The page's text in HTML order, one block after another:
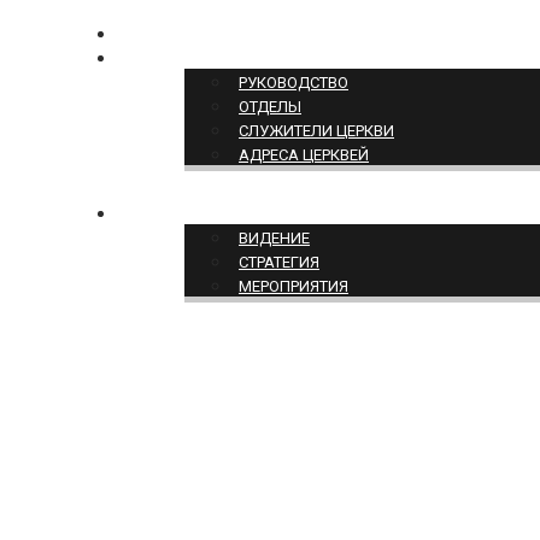
РУКОВОДСТВО
ОТДЕЛЫ
СЛУЖИТЕЛИ ЦЕРКВИ
АДРЕСА ЦЕРКВЕЙ
ВИДЕНИЕ
СТРАТЕГИЯ
МЕРОПРИЯТИЯ